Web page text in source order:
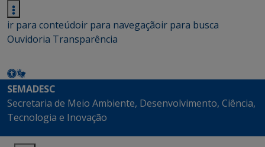
ir para conteúdoir para navegaçãoir para busca
Ouvidoria Transparência
SEMADESC
Secretaria de Meio Ambiente, Desenvolvimento, Ciência,
Tecnologia e Inovação